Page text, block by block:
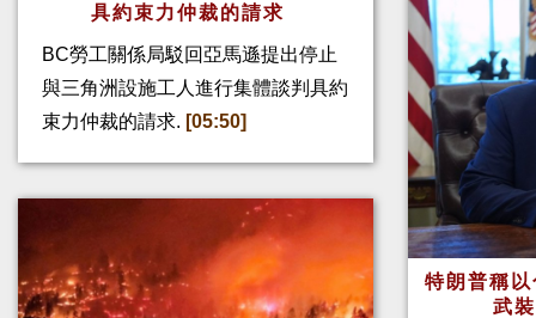
具約束力仲裁的請求
BC勞工關係局駁回亞馬遜提出停止
與三角洲設施工人進行集體談判具約
束力仲裁的請求. [05:50]
特朗普稱
武